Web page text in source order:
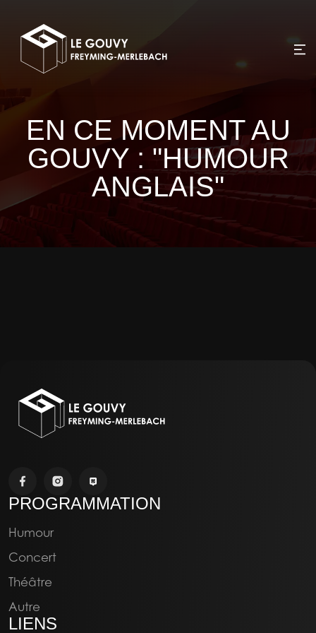
EN CE MOMENT AU
GOUVY : "HUMOUR
ANGLAIS"
PROGRAMMATION
Humour
Concert
Théâtre
Autre
LIENS